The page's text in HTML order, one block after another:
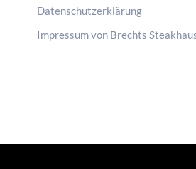
Datenschutzerklärung
Impressum von Brechts